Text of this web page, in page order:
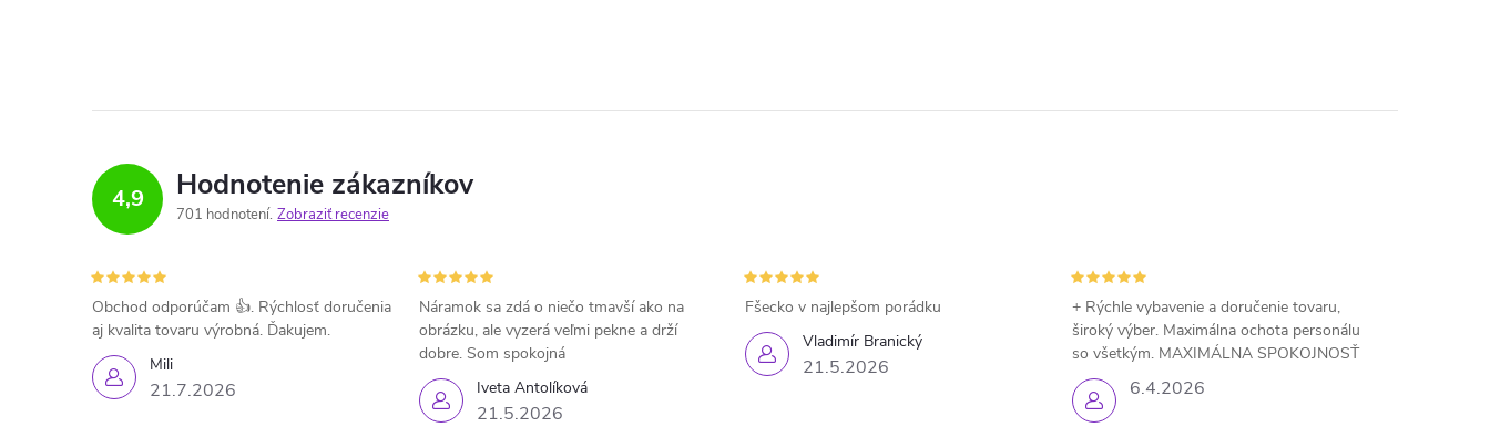
4,9 Hodnotenie zákazníkov
701 hodnotení Zobraziť recenzie
Mili
21.7.2026
Obchod odporúčam 👍. Rýchlosť doručenia
aj kvalita tovaru výrobná. Ďakujem.
Iveta Antolíková
21.5.2026
Náramok sa zdá o niečo tmavší ako na
obrázku, ale vyzerá veľmi pekne a drží
dobre. Som spokojná
Vladimír Branický
21.5.2026
Fšecko v najlepšom porádku
6.4.2026
+ Rýchle vybavenie a doručenie tovaru,
široký výber. Maximálna ochota personálu
so všetkým. MAXIMÁLNA SPOKOJNOSŤ